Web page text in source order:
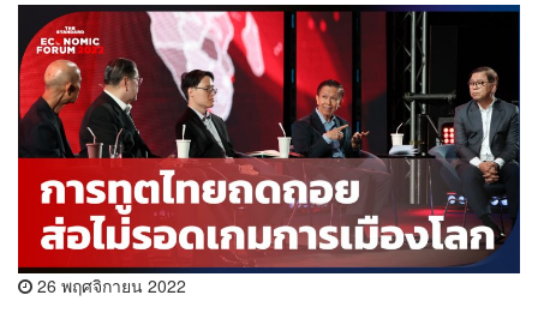
26 พฤศจิกายน 2022